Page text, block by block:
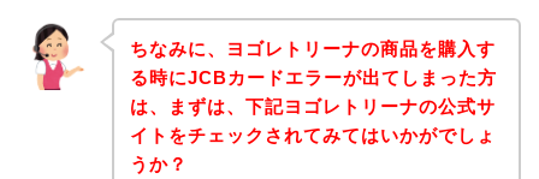
ちなみに、ヨゴレトリーナの商品を購入す
る時にJCBカードエラーが出てしまった方
は、まずは、下記ヨゴレトリーナの公式サ
イトをチェックされてみてはいかがでしょ
うか？